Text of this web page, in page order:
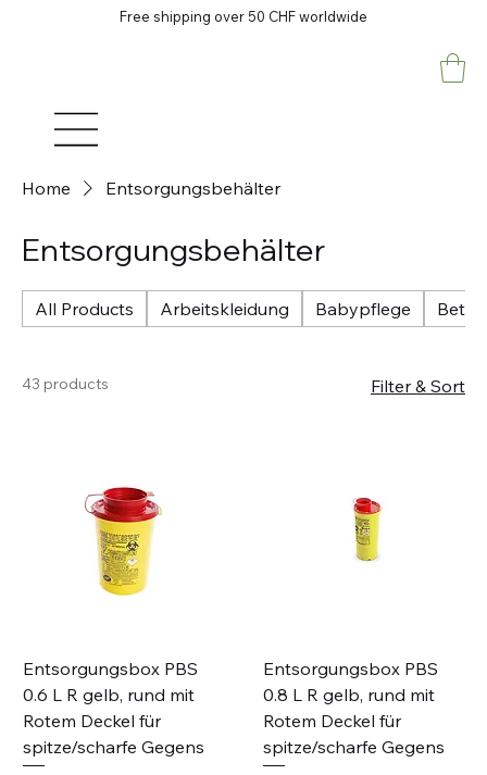
Free shipping over 50 CHF worldwide
Home Entsorgungsbehälter
Entsorgungsbehälter
All Products Arbeitskleidung Babypflege
43 products Filter & Sort
Entsorgungsbox PBS
0.6 L R gelb, rund mit
Rotem Deckel für
spitze/scharfe Gegens
Entsorgungsbox PBS
0.8 L R gelb, rund mit
Rotem Deckel für
spitze/scharfe Gegens